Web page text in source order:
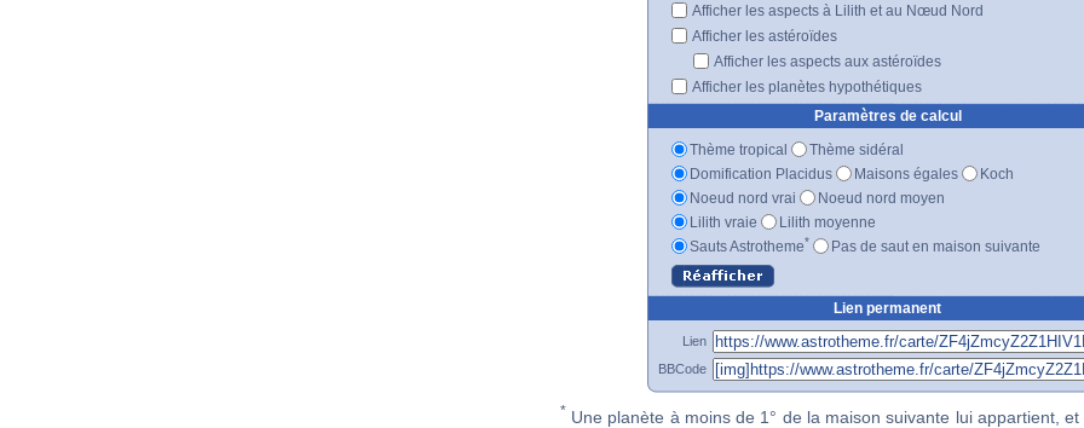
Afficher les aspects à Lilith et au Nœud Nord
Afficher les astéroïdes
Afficher les aspects aux astéroïdes
Afficher les planètes hypothétiques
Paramètres de calcul
Thème tropical
Thème sidéral
Domification Placidus
Maisons égales
Koch
Noeud nord vrai
Noeud nord moyen
Lilith vraie
Lilith moyenne
Sauts Astrotheme* Pas de saut en maison suivante
Lien permanent
Lien
BBCode
* Une planète à moins de 1° de la maison suivante lui appartient, et